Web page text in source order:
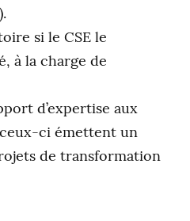
si le CSE le
à la charge de
d’expertise aux
ci émettent un
de transformation